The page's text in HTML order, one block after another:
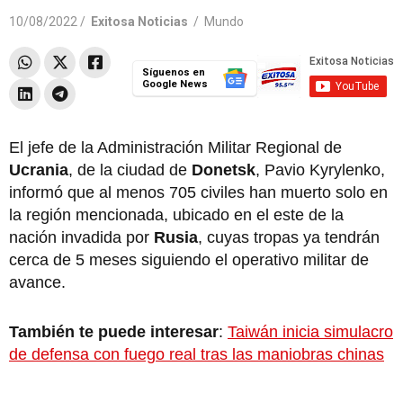
10/08/2022 / Exitosa Noticias / Mundo
Síguenos en
Google News
El jefe de la Administración Militar Regional de
Ucrania, de la ciudad de Donetsk, Pavio Kyrylenko,
informó que al menos 705 civiles han muerto solo en
la región mencionada, ubicado en el este de la
nación invadida por Rusia, cuyas tropas ya tendrán
cerca de 5 meses siguiendo el operativo militar de
avance.
También te puede interesar: Taiwán inicia simulacro
de defensa con fuego real tras las maniobras chinas